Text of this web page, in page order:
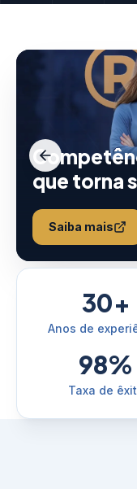
que torna
Saiba mais
30+
Anos de
98%
Taxa de